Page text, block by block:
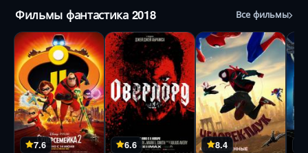
Фильмы фантастика 2018 Все фильмы
7.6 6.6 8.4